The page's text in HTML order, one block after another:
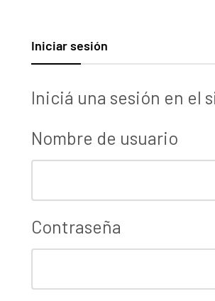
Iniciar sesión
Iniciá una sesión en el
Nombre de usuario
Contraseña